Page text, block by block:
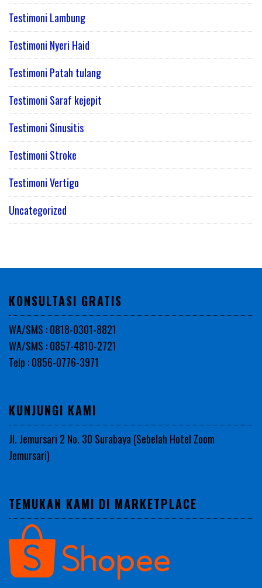
Testimoni Lambung
Testimoni Nyeri Haid
Testimoni Patah tulang
Testimoni Saraf kejepit
Testimoni Sinusitis
Testimoni Stroke
Testimoni Vertigo
Uncategorized
KONSULTASI GRATIS
WA/SMS : 0818-0301-8821
WA/SMS : 0857-4810-2721
Telp : 0856-0776-3971
KUNJUNGI KAMI
Jl. Jemursari 2 No. 30 Surabaya (Sebelah Hotel Zoom
Jemursari)
TEMUKAN KAMI DI MARKETPLACE